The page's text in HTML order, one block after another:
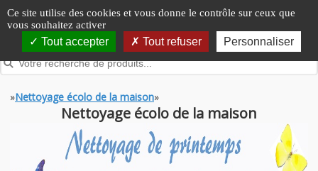
Panneau de gestion des cookies
Ce site utilise des cookies et vous donne le contrôle sur ceux que
vous souhaitez activer
Tout accepter Tout refuser Personnaliser
»Nettoyage écolo de la maison»
Nettoyage écolo de la maison